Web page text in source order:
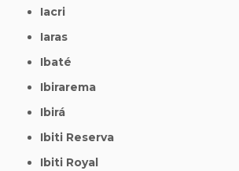
Iacri
Iaras
Ibaté
Ibirarema
Ibirá
Ibiti Reserva
Ibiti Royal